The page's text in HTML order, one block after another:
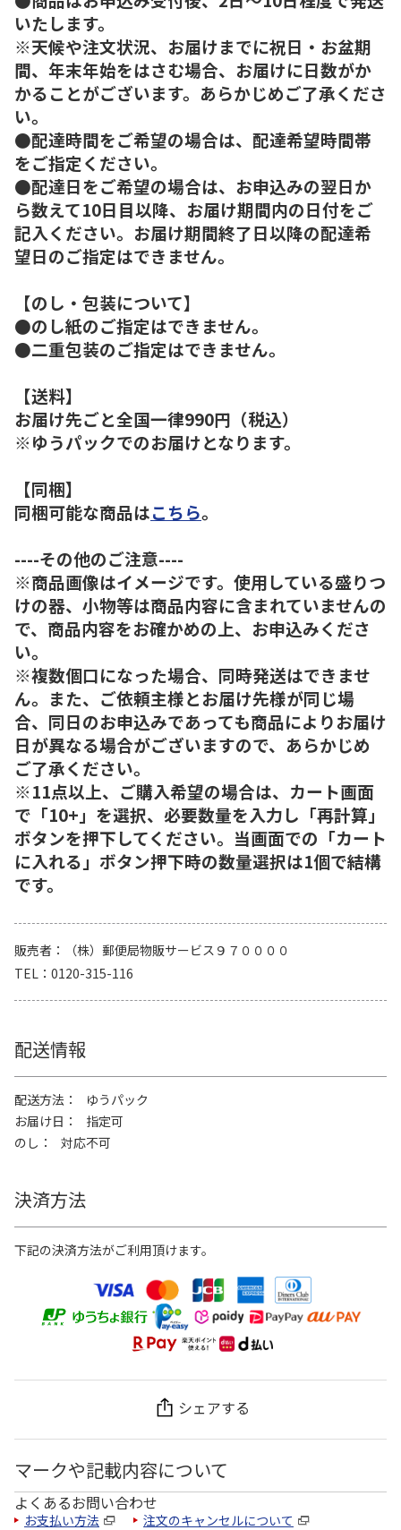
いたします。
※天候や注文状況、お届けまでに祝日・お盆期
間、年末年始をはさむ場合、お届けに日数がか
かることがございます。あらかじめご了承くださ
い。
●配達時間をご希望の場合は、配達希望時間帯
をご指定ください。
●配達日をご希望の場合は、お申込みの翌日か
ら数えて10日目以降、お届け期間内の日付をご
記入ください。お届け期間終了日以降の配達希
望日のご指定はできません。
【のし・包装について】
●のし紙のご指定はできません。
●二重包装のご指定はできません。
【送料】
お届け先ごと全国一律990円（税込）
※ゆうパックでのお届けとなります。
【同梱】
同梱可能な商品はこちら。
----その他のご注意----
※商品画像はイメージです。使用している盛りつ
けの器、小物等は商品内容に含まれていませんの
で、商品内容をお確かめの上、お申込みくださ
い。
※複数個口になった場合、同時発送はできませ
ん。また、ご依頼主様とお届け先様が同じ場
合、同日のお申込みであっても商品によりお届け
日が異なる場合がございますので、あらかじめ
ご了承ください。
※11点以上、ご購入希望の場合は、カート画面
で「10+」を選択、必要数量を入力し「再計算」
ボタンを押下してください。当画面での「カート
に入れる」ボタン押下時の数量選択は1個で結構
です。
販売者
（株）郵便局物販サービス９７００００
TEL
0120-315-116
配送情報
配送方法
ゆうパック
お届け日
指定可
のし
対応不可
決済方法
下記の決済方法がご利用頂けます。
シェアする
マークや記載内容について
よくあるお問い合わせ
お支払い方法 注文のキャンセルについて